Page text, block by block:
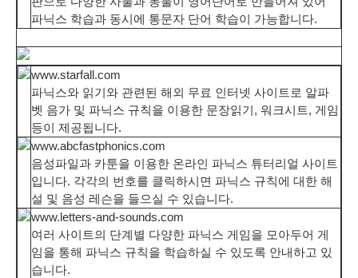
파닉스 학습과 동시에 통문자 단어 학습이 가능합니다.
www.starfall.com
파닉스와 읽기와 관련된 해외 무료 인터넷 사이트로 알파
벳 음가 및 파닉스 규칙을 이용한 문장읽기, 워크시트, 게임
등이 제공됩니다.
www.abcfastphonics.com
음성파일과 카툰을 이용한 온라인 파닉스 튜터리얼 사이트
입니다. 각각의 번호를 클릭하시면 파닉스 규칙에 대한 해
설 및 음성 레슨을 들으실 수 있습니다.
www.letters-and-sounds.com
여러 사이트의 단계별 다양한 파닉스 게임을 모아두어 게
임을 통해 파닉스 규칙을 학습하실 수 있도록 안내하고 있
습니다.